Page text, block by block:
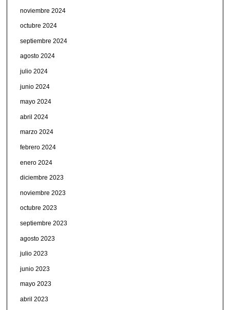
noviembre 2024
octubre 2024
septiembre 2024
agosto 2024
julio 2024
junio 2024
mayo 2024
abril 2024
marzo 2024
febrero 2024
enero 2024
diciembre 2023
noviembre 2023
octubre 2023
septiembre 2023
agosto 2023
julio 2023
junio 2023
mayo 2023
abril 2023